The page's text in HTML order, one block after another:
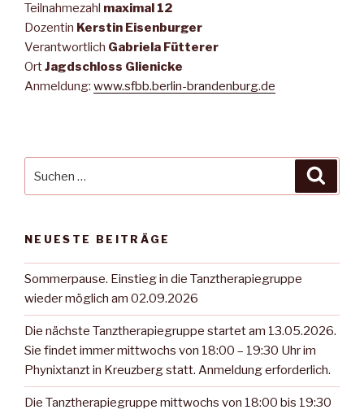
Teilnahmezahl maximal 12
Dozentin Kerstin Eisenburger
Verantwortlich Gabriela Fütterer
OrtJagdschloss Glienicke
Anmeldung: www.sfbb.berlin-brandenburg.de
nach:
NEUESTE BEITRÄGE
Sommerpause. Einstieg in die Tanztherapiegruppe
wieder möglich am 02.09.2026
Die nächste Tanztherapiegruppe startet am 13.05.2026.
Sie findet immer mittwochs von 18:00 – 19:30 Uhr im
Phynixtanzt in Kreuzberg statt. Anmeldung erforderlich.
Die Tanztherapiegruppe mittwochs von 18:00 bis 19:30